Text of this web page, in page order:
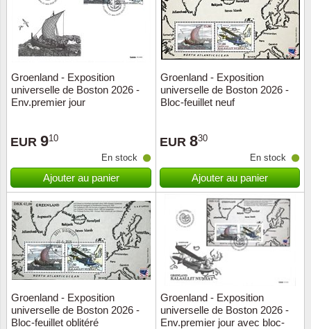
Groenland - Exposition
universelle de Boston 2026 -
Env.premier jour
EUR 910
En stock
Ajouter au panier
Groenland - Exposition
universelle de Boston 2026 -
Bloc-feuillet neuf
EUR 830
En stock
Ajouter au panier
Groenland - Exposition
universelle de Boston 2026 -
Bloc-feuillet oblitéré
Groenland - Exposition
universelle de Boston 2026 -
Env.premier jour avec bloc-
Grèce
Islande
Iles
Irlande
Japon